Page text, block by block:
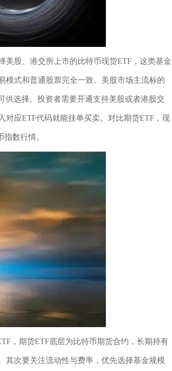
股、港交所上市的比特币现货ETF，这类基金
模式和普通股票完全一致。美股市场主流标的
供选择。投资者需要开通支持美股或者港股交
应ETF代码就能挂单买卖。对比期货ETF，现
数行情。
，期货ETF底层为比特币期货合约，长期持有
其次要关注流动性与费率，优先选择基金规模